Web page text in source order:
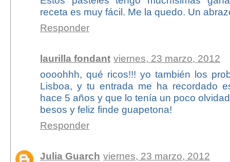
receta es muy fácil. Me la quedo. Un
Responder
laurilla fondant viernes, 23 marzo, 2012
oooohhh, qué ricos!!! yo también los
Lisboa, y tu entrada me ha recordado
hace 5 años y que lo tenía un poco
besos y feliz finde guapetona!
Responder
Julia Guarch viernes, 23 marzo, 2012